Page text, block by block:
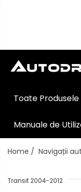
Navigații auto
Volkswagen
Audi
Mercedes Benz
Toate Produsele
Manuale de
Home / Navigații
Transit 2004-2012